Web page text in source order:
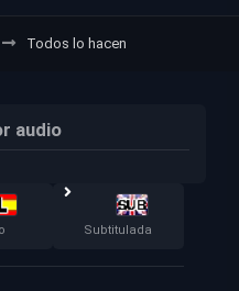
Todos lo hacen
audio
Subtitulada